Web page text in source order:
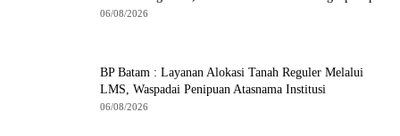
06/08/2026
BP Batam : Layanan Alokasi Tanah Reguler Melalui
LMS, Waspadai Penipuan Atasnama Institusi
06/08/2026